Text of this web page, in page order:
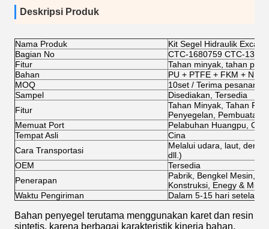
Deskripsi Produk
Nama Produk
Kit Segel Hidraulik
Bagian No
CTC-1680759 CTC-
Fitur
Tahan minyak, tahan
Bahan
PU + PTFE + FKM + NBR
MOQ
10set / Terima pesanan
Sampel
Disediakan, Tersedia
Fitur
Tahan Minyak, Tahan
Penyegelan, Pembuatan
Memuat Port
Pelabuhan Huangpu, Cina
Tempat Asli
Cina
Cara Transportasi
Melalui udara, laut,
dll.)
OEM
Tersedia
Penerapan
Pabrik, Bengkel Mesin,
Konstruksi, Enegy &
Waktu Pengiriman
Dalam 5-15 hari setelah
Bahan penyegel terutama menggunakan karet dan resin
sintetis, karena berbagai karakteristik kinerja bahan,